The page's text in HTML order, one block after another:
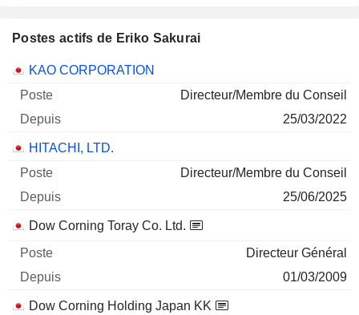
Postes actifs de Eriko Sakurai
Sociétés Poste Début
KAO CORPORATION
Directeur/Membre du Conseil
25/03/2022
HITACHI, LTD.
Directeur/Membre du Conseil
25/06/2025
Dow Corning Toray Co. Ltd.
Directeur Général
01/03/2009
Dow Corning Holding Japan KK